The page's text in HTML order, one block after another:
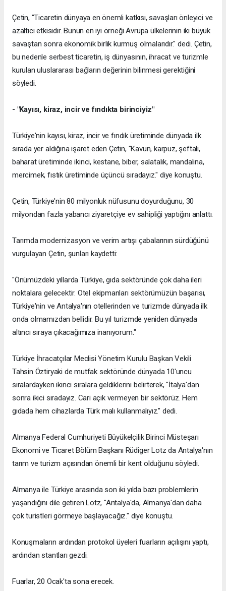
Çetin, "Ticaretin dünyaya en önemli katkısı, savaşları önleyici ve
azaltıcı etkisidir. Bunun en iyi örneği Avrupa ülkelerinin iki büyük
savaştan sonra ekonomik birlik kurmuş olmalarıdır." dedi. Çetin,
bu nedenle serbest ticaretin, iş dünyasının, ihracat ve turizmle
kurulan uluslararası bağların değerinin bilinmesi gerektiğini
söyledi.
- "Kayısı, kiraz, incir ve fındıkta birinciyiz"
Türkiye'nin kayısı, kiraz, incir ve fındık üretiminde dünyada ilk
sırada yer aldığına işaret eden Çetin, "Kavun, karpuz, şeftali,
baharat üretiminde ikinci, kestane, biber, salatalık, mandalina,
mercimek, fıstık üretiminde üçüncü sıradayız." diye konuştu.
Çetin, Türkiye'nin 80 milyonluk nüfusunu doyurduğunu, 30
milyondan fazla yabancı ziyaretçiye ev sahipliği yaptığını anlattı.
Tarımda modernizasyon ve verim artışı çabalarının sürdüğünü
vurgulayan Çetin, şunları kaydetti:
"Önümüzdeki yıllarda Türkiye, gıda sektöründe çok daha ileri
noktalara gelecektir. Otel ekipmanları sektörümüzün başarısı,
Türkiye'nin ve Antalya'nın otellerinden ve turizmde dünyada ilk
onda olmamızdan bellidir. Bu yıl turizmde yeniden dünyada
altıncı sıraya çıkacağımıza inanıyorum."
Türkiye İhracatçılar Meclisi Yönetim Kurulu Başkan Vekili
Tahsin Öztiryaki de mutfak sektöründe dünyada 10'uncu
sıralardayken ikinci sıralara geldiklerini belirterek, "İtalya'dan
sonra ikici sıradayız. Cari açık vermeyen bir sektörüz. Hem
gıdada hem cihazlarda Türk malı kullanmalıyız." dedi.
Almanya Federal Cumhuriyeti Büyükelçilik Birinci Müsteşarı
Ekonomi ve Ticaret Bölüm Başkanı Rüdiger Lotz da Antalya'nın
tarım ve turizm açısından önemli bir kent olduğunu söyledi.
Almanya ile Türkiye arasında son iki yılda bazı problemlerin
yaşandığını dile getiren Lotz, "Antalya'da, Almanya'dan daha
çok turistleri görmeye başlayacağız." diye konuştu.
Konuşmaların ardından protokol üyeleri fuarların açılışını yaptı,
ardından stantları gezdi.
Fuarlar, 20 Ocak'ta sona erecek.